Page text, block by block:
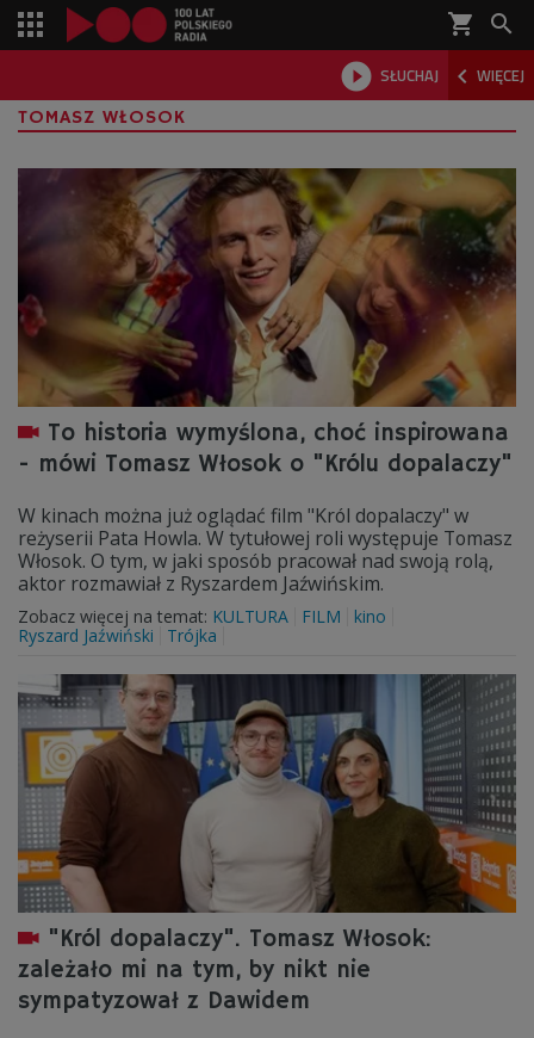
shopping_cart 
 SŁUCHAJ  WIĘCEJ

TOMASZ WŁOSOK
To historia wymyślona, choć inspirowana
- mówi Tomasz Włosok o "Królu dopalaczy"
W kinach można już oglądać film "Król dopalaczy" w
reżyserii Pata Howla. W tytułowej roli występuje Tomasz
Włosok. O tym, w jaki sposób pracował nad swoją rolą,
aktor rozmawiał z Ryszardem Jaźwińskim.
Zobacz więcej na temat: KULTURA FILM
kino
Ryszard Jaźwiński
Trójka
"Król dopalaczy". Tomasz Włosok:
zależało mi na tym, by nikt nie
sympatyzował z Dawidem